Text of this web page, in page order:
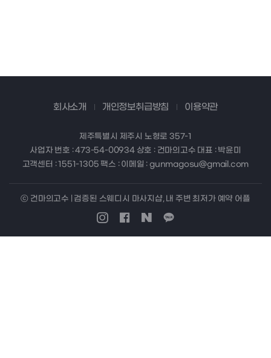
회사소개 개인정보취급방침 이용약관
제주특별시 제주시 노형로 357-1
사업자 번호 : 473-54-00934 상호 : 건마의고수 대표 : 박윤미
고객센터 : 1551-1305 팩스 : 이메일 : gunmagosu@gmail.com
ⓒ 건마의고수 | 검증된 스웨디시 마사지샵, 내 주변 최저가 예약 어플